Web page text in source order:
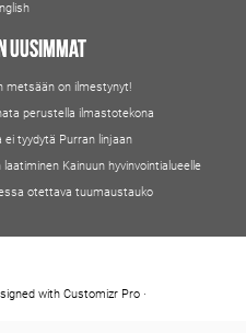
uusimmat
metsään on ilmestynyt!
perustella ilmastotekona
tyydytä Purran linjaan
Kainuun hyvinvointialueelle
otettava tuumaustauko
with Customizr Pro·